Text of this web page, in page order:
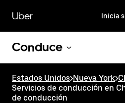
contenido
principal
Uber Inicia
Conduce
Estados Unidos>Nueva York>
Servicios de conducción en
de conducción